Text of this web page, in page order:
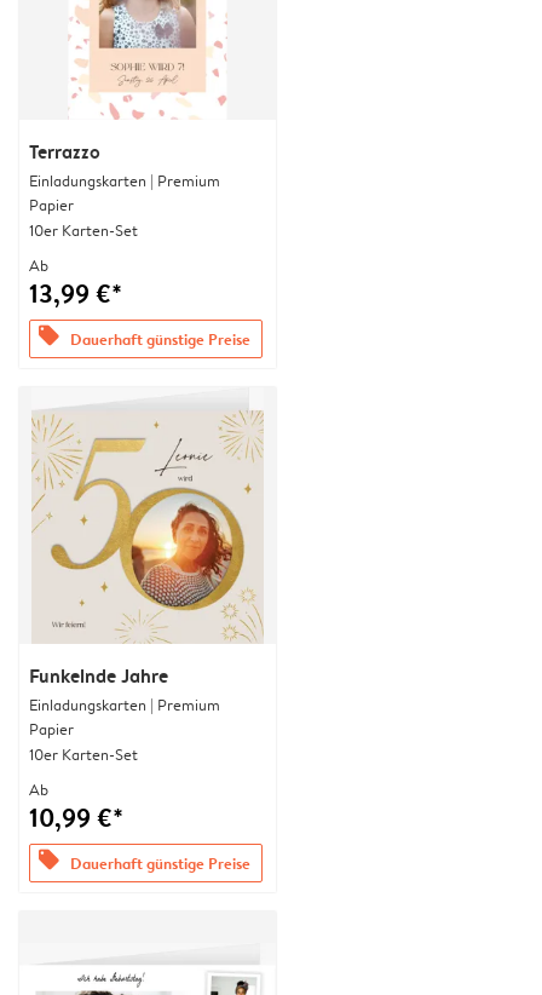
Terrazzo
Einladungskarten | Premium
Papier
10er Karten-Set
Ab
13,99 €*
offers Dauerhaft günstige Preise
Funkelnde Jahre
Einladungskarten | Premium
Papier
10er Karten-Set
Ab
10,99 €*
offers Dauerhaft günstige Preise